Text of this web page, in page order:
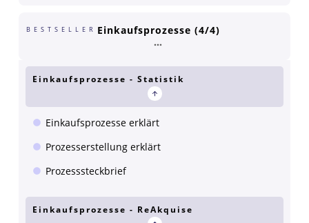
BESTSELLER Einkaufsprozesse (4/4)
Einkaufsprozesse - Statistik
Einkaufsprozesse erklärt
Prozesserstellung erklärt
Prozesssteckbrief
Einkaufsprozesse - ReAkquise